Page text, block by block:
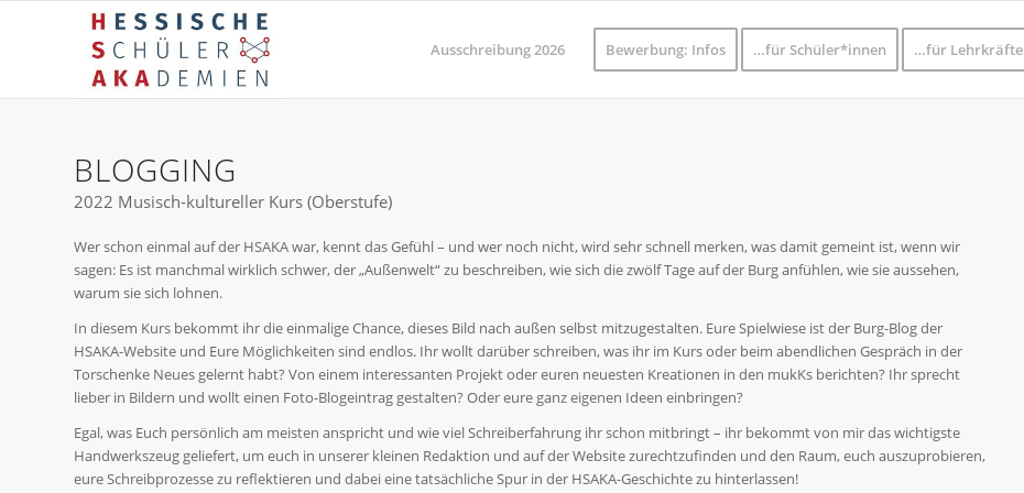
Ausschreibung 2026 Bewerbung: Infos …für Schüler*innen …für Lehrkräfte
BLOGGING
2022 Musisch-kultureller Kurs (Oberstufe)
Wer schon einmal auf der HSAKA war, kennt das Gefühl – und wer noch nicht, wird sehr schnell merken, was damit gemeint ist, wenn wir
sagen: Es ist manchmal wirklich schwer, der „Außenwelt“ zu beschreiben, wie sich die zwölf Tage auf der Burg anfühlen, wie sie aussehen,
warum sie sich lohnen.
In diesem Kurs bekommt ihr die einmalige Chance, dieses Bild nach außen selbst mitzugestalten. Eure Spielwiese ist der Burg-Blog der
HSAKA-Website und Eure Möglichkeiten sind endlos. Ihr wollt darüber schreiben, was ihr im Kurs oder beim abendlichen Gespräch in der
Torschenke Neues gelernt habt? Von einem interessanten Projekt oder euren neuesten Kreationen in den mukKs berichten? Ihr sprecht
lieber in Bildern und wollt einen Foto-Blogeintrag gestalten? Oder eure ganz eigenen Ideen einbringen?
Egal, was Euch persönlich am meisten anspricht und wie viel Schreiberfahrung ihr schon mitbringt – ihr bekommt von mir das wichtigste
Handwerkszeug geliefert, um euch in unserer kleinen Redaktion und auf der Website zurechtzufinden und den Raum, euch auszuprobieren,
eure Schreibprozesse zu reflektieren und dabei eine tatsächliche Spur in der HSAKA-Geschichte zu hinterlassen!